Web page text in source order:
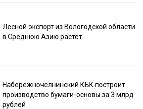
Лесной экспорт из Вологодской области
в Среднюю Азию растёт
Набережночелнинский КБК построит
производство бумаги-основы за 3 млрд
рублей